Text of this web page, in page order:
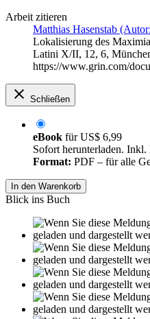
Arbeit zitieren
Matthias Hasenstab
Lokalisierung des
Latini X/II, 12, 6,
https://www.grin.com/
Schließen
eBook fürUS$ 6,99
Sofort herunterladen.
Format: PDF – für alle
In den Warenkorb
Blick ins Buch
Leseprobe aus 9 Seiten